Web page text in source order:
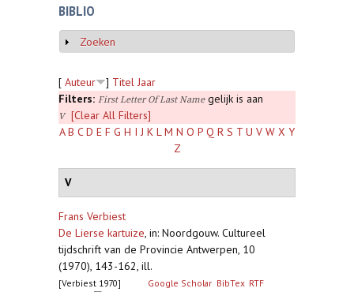
BIBLIO
Weergeven
Zoeken
[ Auteur ] Titel Jaar
Filters: First Letter Of Last Namegelijk is aan
V
[Clear All Filters]
A B C D E F G H I J K L M N O P Q R S T U V W X Y
Z
V
Frans Verbiest
De Lierse kartuize, in: Noordgouw. Cultureel
tijdschrift van de Provincie Antwerpen, 10
(1970), 143-162, ill.
[Verbiest 1970] Google Scholar BibTex RTF